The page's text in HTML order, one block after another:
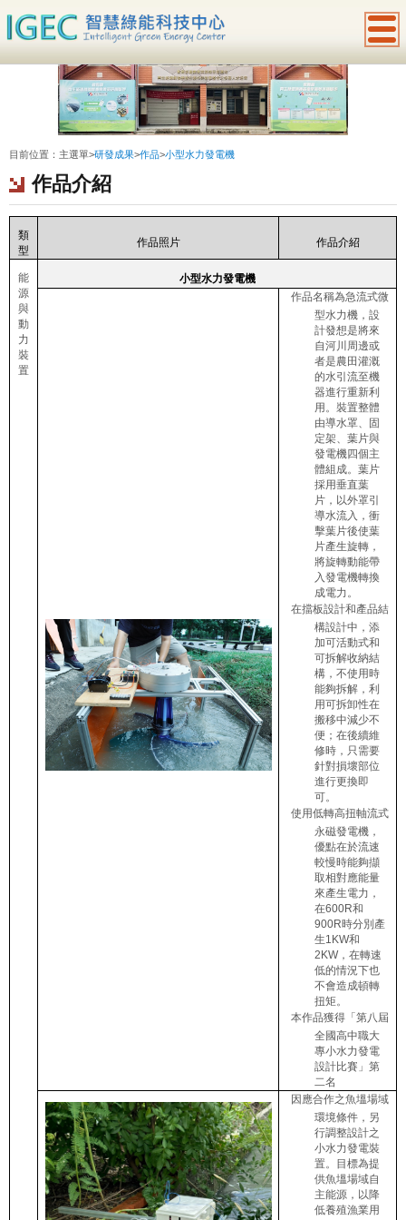
目前位置： 主選單>研發成果>作品>小型水力發電機
作品介紹
類
型
作品照片 作品介紹
能
源
與
動
力
裝
置
小型水力發電機
作品名稱為急流式微
型水力機，設
計發想是將來
自河川周邊或
者是農田灌溉
的水引流至機
器進行重新利
用。裝置整體
由導水罩、固
定架、葉片與
發電機四個主
體組成。葉片
採用垂直葉
片，以外罩引
導水流入，衝
擊葉片後使葉
片產生旋轉，
將旋轉動能帶
入發電機轉換
成電力。
在擋板設計和產品結
構設計中，添
加可活動式和
可拆解收納結
構，不使用時
能夠拆解，利
用可拆卸性在
搬移中減少不
便；在後續維
修時，只需要
針對損壞部位
進行更換即
可。
使用低轉高扭軸流式
永磁發電機，
優點在於流速
較慢時能夠擷
取相對應能量
來產生電力，
在600R和
900R時分別產
生1KW和
2KW，在轉速
低的情況下也
不會造成頓轉
扭矩。
本作品獲得「第八屆
全國高中職大
專小水力發電
設計比賽」第
二名
因應合作之魚塭場域
環境條件，另
行調整設計之
小水力發電裝
置。目標為提
供魚塭場域自
主能源，以降
低養殖漁業用